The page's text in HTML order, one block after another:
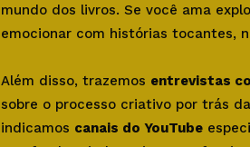
mundo dos livros. Se você ama
emocionar com histórias tocantes,
Além disso, trazemos entrevistas
sobre o processo criativo por trás
indicamos canais do YouTube